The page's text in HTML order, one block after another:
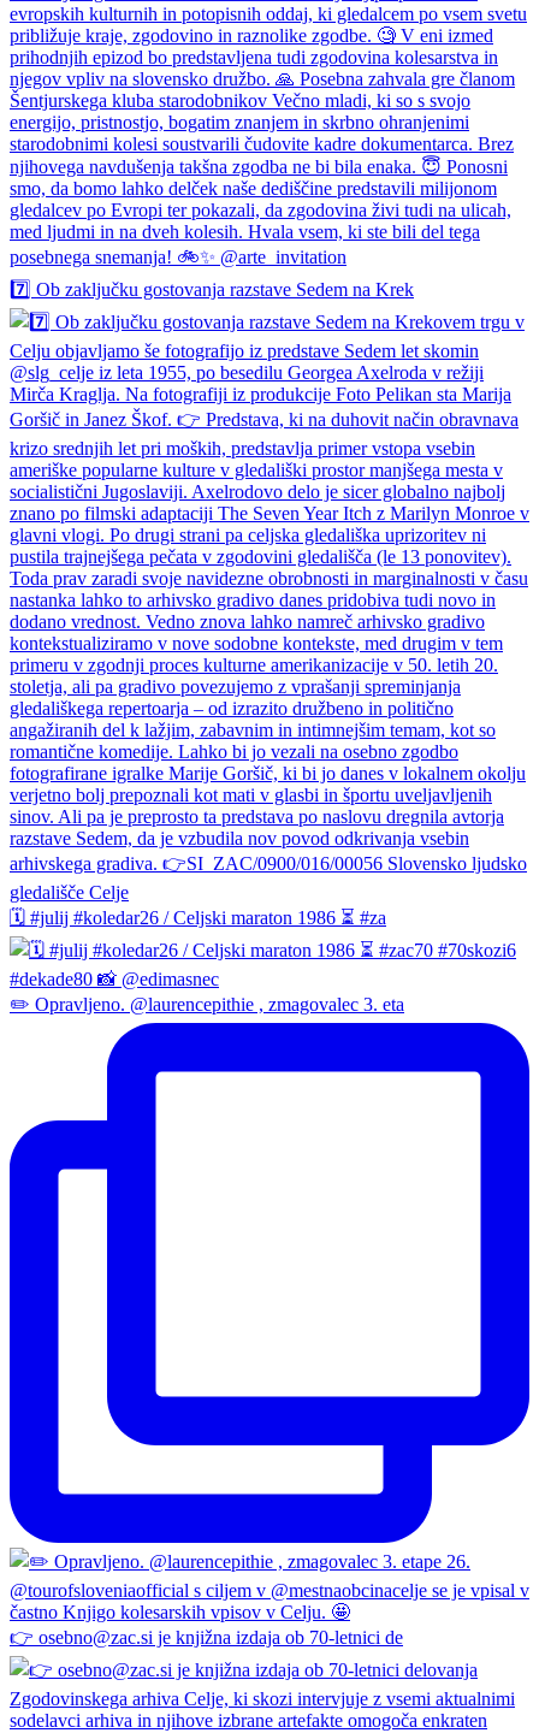
7️⃣ Ob zaključku gostovanja razstave Sedem na Krek
🗓️ #julij #koledar26 / Celjski maraton 1986 ⏳ #za
✏️ Opravljeno. @laurencepithie , zmagovalec 3. eta
👉 osebno@zac.si je knjižna izdaja ob 70-letnici de